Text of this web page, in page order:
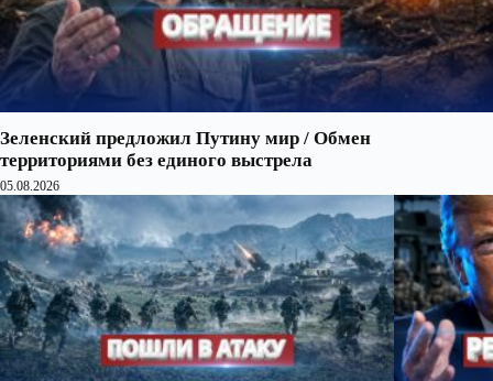
Зеленский предложил Путину мир / Обмен
территориями без единого выстрела
05.08.2026